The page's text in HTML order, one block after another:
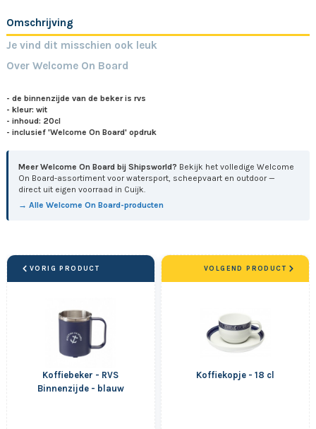
Omschrijving
Je vind dit misschien ook leuk
Over Welcome On Board
- de binnenzijde van de beker is rvs
- kleur: wit
- inhoud: 20cl
- inclusief 'Welcome On Board' opdruk
Meer Welcome On Board bij Shipsworld? Bekijk het volledige Welcome
On Board-assortiment voor watersport, scheepvaart en outdoor —
direct uit eigen voorraad in Cuijk.
→ Alle Welcome On Board-producten
VORIG PRODUCT
Koffiebeker - RVS
Binnenzijde - blauw
Koffiekopje - 18 cl
VOLGEND PRODUCT